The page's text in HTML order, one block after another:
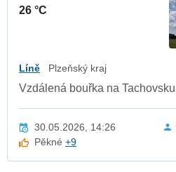
26 °C
Líně Plzeňský kraj
Vzdálená bouřka na Tachovsku
30.05.2026, 14:26
Pěkné+9